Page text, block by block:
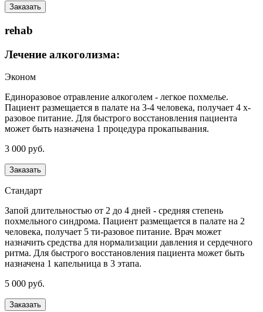
Заказать
rehab
Лечение алкоголизма:
Эконом
Единоразовое отравление алкоголем - легкое похмелье.
Пациент размещается в палате на 3-4 человека, получает 4 х-
разовое питание. Для быстрого восстановления пациента
может быть назначена 1 процедура прокапывания.
3 000 руб.
Заказать
Стандарт
Запой длительностью от 2 до 4 дней - средняя степень
похмельного синдрома. Пациент размещается в палате на 2
человека, получает 5 ти-разовое питание. Врач может
назначить средства для нормализации давления и сердечного
ритма. Для быстрого восстановления пациента может быть
назначена 1 капельница в 3 этапа.
5 000 руб.
Заказать